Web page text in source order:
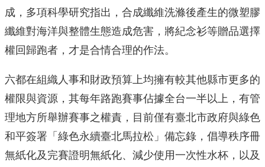
成，多項科學研究指出，合成纖維洗滌後產生的微塑膠
纖維對海洋與整體生態造成危害，將紀念衫等贈品選擇
權回歸跑者，才是合情合理的作法。
六都在組織人事和財政預算上均擁有較其他縣市更多的
權限與資源，其每年路跑賽事佔據全台一半以上，有管
理地方所舉辦賽事之權責，目前僅有臺北市政府與綠色
和平簽署「綠色永續臺北馬拉松」備忘錄，倡導秩序冊
無紙化及完賽證明無紙化、減少使用一次性水杯，以及